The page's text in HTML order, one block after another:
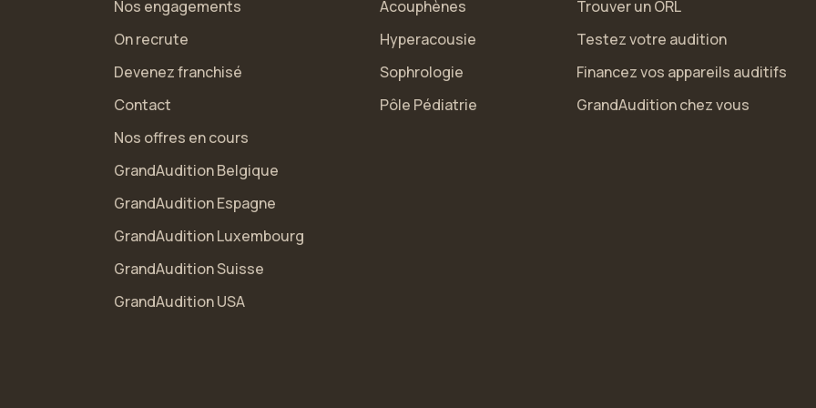
Nos engagements
On recrute
Devenez franchisé
Contact
Nos offres en cours
GrandAudition Belgique
GrandAudition Espagne
GrandAudition Luxembourg
GrandAudition Suisse
GrandAudition USA
Acouphènes
Hyperacousie
Sophrologie
Pôle Pédiatrie
Trouver un ORL
Testez votre audition
Financez vos appareils auditifs
GrandAudition chez vous